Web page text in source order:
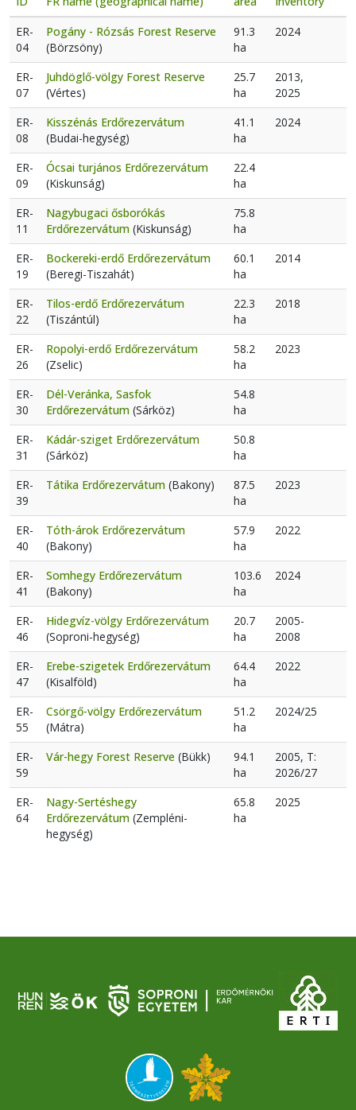
ER-
04
Pogány - Rózsás Forest Reserve
(Börzsöny)
91.3
ha
2024
ER-
07
Juhdöglő-völgy Forest Reserve
(Vértes)
25.7
ha
2013,
2025
ER-
08
Kisszénás Erdőrezervátum
(Budai-hegység)
41.1
ha
2024
ER-
09
Ócsai turjános Erdőrezervátum
(Kiskunság)
22.4
ha
ER-
11
Nagybugaci ősborókás
Erdőrezervátum (Kiskunság)
75.8
ha
ER-
19
Bockereki-erdő Erdőrezervátum
(Beregi-Tiszahát)
60.1
ha
2014
ER-
22
Tilos-erdő Erdőrezervátum
(Tiszántúl)
22.3
ha
2018
ER-
26
Ropolyi-erdő Erdőrezervátum
(Zselic)
58.2
ha
2023
ER-
30
Dél-Veránka, Sasfok
Erdőrezervátum (Sárköz)
54.8
ha
ER-
31
Kádár-sziget Erdőrezervátum
(Sárköz)
50.8
ha
ER-
39
Tátika Erdőrezervátum (Bakony)
87.5
ha
2023
ER-
40
Tóth-árok Erdőrezervátum
(Bakony)
57.9
ha
2022
ER-
41
Somhegy Erdőrezervátum
(Bakony)
103.6
ha
2024
ER-
46
Hidegvíz-völgy Erdőrezervátum
(Soproni-hegység)
20.7
ha
2005-
2008
ER-
47
Erebe-szigetek Erdőrezervátum
(Kisalföld)
64.4
ha
2022
ER-
55
Csörgő-völgy Erdőrezervátum
(Mátra)
51.2
ha
2024/25
ER-
59
Vár-hegy Forest Reserve (Bükk)
94.1
ha
2005, T:
2026/27
ER-
64
Nagy-Sertéshegy
Erdőrezervátum (Zempléni-
hegység)
65.8
ha
2025